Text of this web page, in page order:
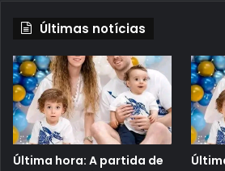
Últimas notícias
Última hora: A partida de